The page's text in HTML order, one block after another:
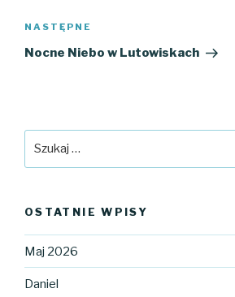
Następny
wpis
NASTĘPNE
Nocne Niebo w Lutowiskach
OSTATNIE WPISY
Maj 2026
Daniel